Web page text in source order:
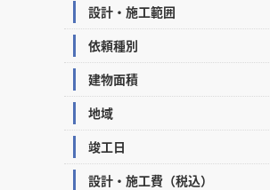
設計・施工範囲
依頼種別
建物面積
地域
竣工日
設計・施工費（税込）